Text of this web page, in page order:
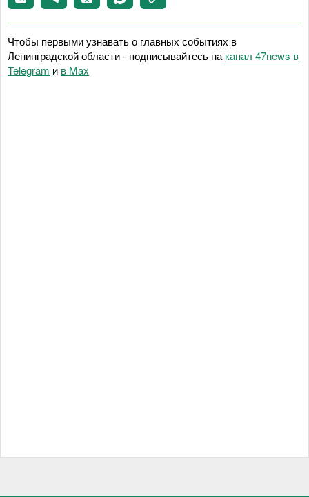
Чтобы первыми узнавать о главных событиях в
Ленинградской области - подписывайтесь на канал 47news в
Telegram и в Maх